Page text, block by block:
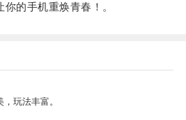
的手机重焕青春！。
玩法丰富。